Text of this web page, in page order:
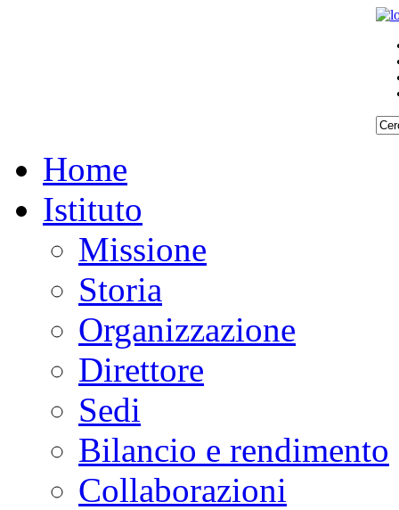
Home
Istituto
Missione
Storia
Organizzazione
Direttore
Sedi
Bilancio e rendimento
Collaborazioni